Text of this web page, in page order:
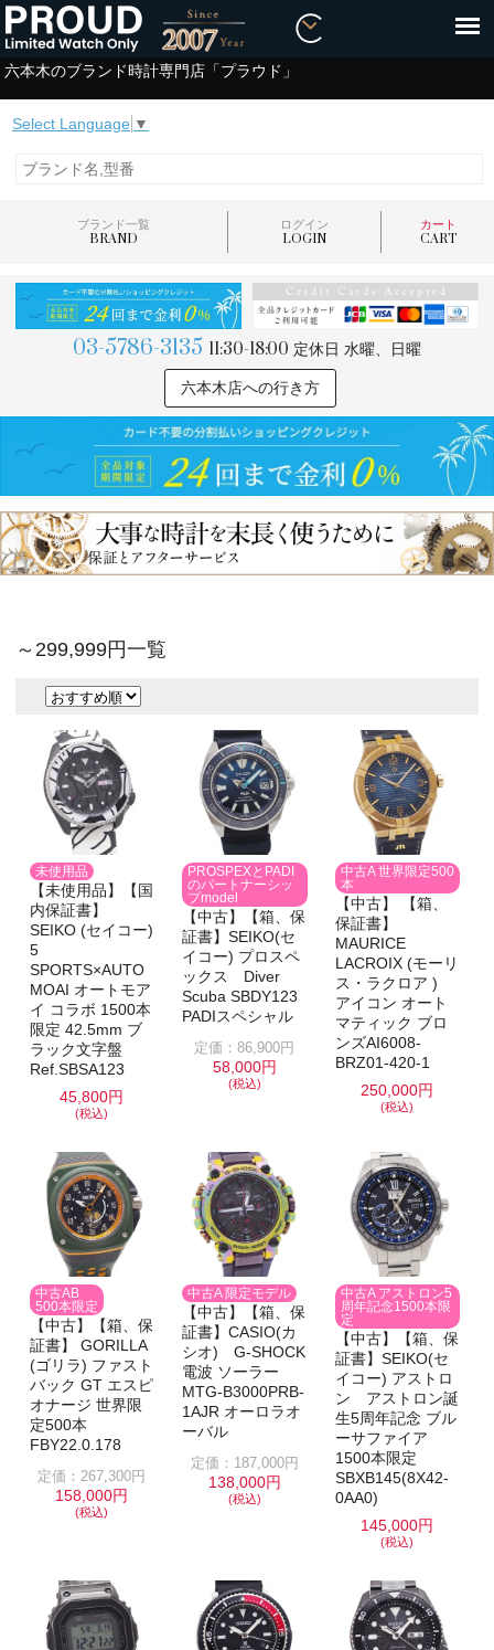
六本木のブランド時計専門店「プラウド」
Select Language ▼
ブランド一覧
BRAND
ログイン
LOGIN
カート
CART
03-5786-3135 11:30-18:00 定休日 水曜、日曜
六本木店への行き方
～299,999円一覧
未使用品
【未使用品】【国
内保証書】
SEIKO (セイコー)
5
SPORTS×AUTO
MOAI オートモア
イ コラボ 1500本
限定 42.5mm ブ
ラック文字盤
Ref.SBSA123
45,800円
(税込)
PROSPEXとPADI
のパートナーシッ
プmodel
【中古】【箱、保
証書】SEIKO(セ
イコー) プロスペ
ックス Diver
Scuba SBDY123
PADIスペシャル
定価：86,900円
58,000円
(税込)
中古A 世界限定500
本
【中古】 【箱、
保証書】
MAURICE
LACROIX (モーリ
ス・ラクロア )
アイコン オート
マティック ブロ
ンズAI6008-
BRZ01-420-1
250,000円
(税込)
中古AB
500本限定
【中古】【箱、保
証書】 GORILLA
(ゴリラ) ファスト
バック GT エスピ
オナージ 世界限
定500本
FBY22.0.178
定価：267,300円
158,000円
(税込)
中古A 限定モデル
【中古】【箱、保
証書】CASIO(カ
シオ) G-SHOCK
電波 ソーラー
MTG-B3000PRB-
1AJR オーロラオ
ーバル
定価：187,000円
138,000円
(税込)
中古A アストロン5
周年記念1500本限
定
【中古】【箱、保
証書】SEIKO(セ
イコー) アストロ
ン アストロン誕
生5周年記念 ブル
ーサファイア
1500本限定
SBXB145(8X42-
0AA0)
145,000円
(税込)